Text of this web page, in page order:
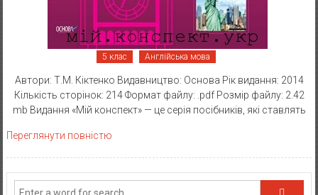
5 клас Англійська мова
Автори: Т.М. Кіктенко Видавництво: Основа Рік видання: 2014
Кількість сторінок: 214 Формат файлу: .pdf Розмір файлу: 2.42
mb Видання «Мій конспект» — це серія посібників, які ставлять
Переглянути повністю